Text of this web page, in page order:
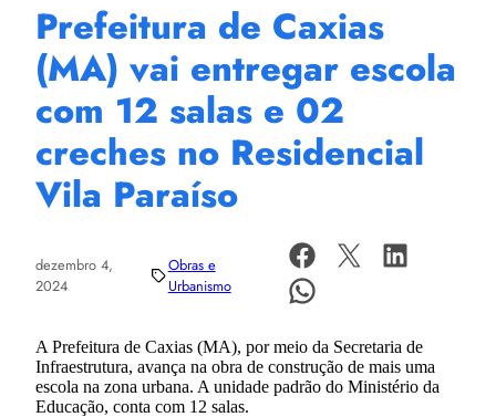
Prefeitura de Caxias
(MA) vai entregar escola
com 12 salas e 02
creches no Residencial
Vila Paraíso
dezembro 4,
2024
Obras e
Urbanismo
A Prefeitura de Caxias (MA), por meio da Secretaria de
Infraestrutura, avança na obra de construção de mais uma
escola na zona urbana. A unidade padrão do Ministério da
Educação, conta com 12 salas.